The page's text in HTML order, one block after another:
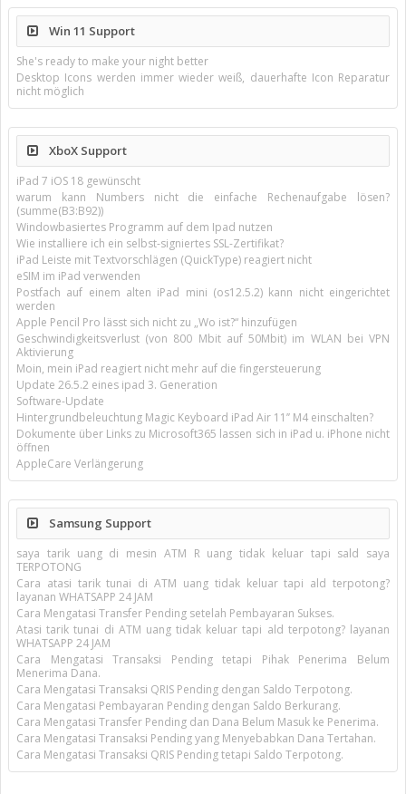
Win 11 Support
She's ready to make your night better
Desktop Icons werden immer wieder weiß, dauerhafte Icon Reparatur
nicht möglich
XboX Support
iPad 7 iOS 18 gewünscht
warum kann Numbers nicht die einfache Rechenaufgabe lösen?
(summe(B3:B92))
Windowbasiertes Programm auf dem Ipad nutzen
Wie installiere ich ein selbst-signiertes SSL-Zertifikat?
iPad Leiste mit Textvorschlägen (QuickType) reagiert nicht
eSIM im iPad verwenden
Postfach auf einem alten iPad mini (os12.5.2) kann nicht eingerichtet
werden
Apple Pencil Pro lässt sich nicht zu „Wo ist?“ hinzufügen
Geschwindigkeitsverlust (von 800 Mbit auf 50Mbit) im WLAN bei VPN
Aktivierung
Moin, mein iPad reagiert nicht mehr auf die fingersteuerung
Update 26.5.2 eines ipad 3. Generation
Software-Update
Hintergrundbeleuchtung Magic Keyboard iPad Air 11’’ M4 einschalten?
Dokumente über Links zu Microsoft365 lassen sich in iPad u. iPhone nicht
öffnen
AppleCare Verlängerung
Samsung Support
saya tarik uang di mesin ATM R uang tidak keluar tapi sald saya
TERPOTONG
Cara atasi tarik tunai di ATM uang tidak keluar tapi ald terpotong?
layanan WHATSAPP 24 JAM
Cara Mengatasi Transfer Pending setelah Pembayaran Sukses.
Atasi tarik tunai di ATM uang tidak keluar tapi ald terpotong? layanan
WHATSAPP 24 JAM
Cara Mengatasi Transaksi Pending tetapi Pihak Penerima Belum
Menerima Dana.
Cara Mengatasi Transaksi QRIS Pending dengan Saldo Terpotong.
Cara Mengatasi Pembayaran Pending dengan Saldo Berkurang.
Cara Mengatasi Transfer Pending dan Dana Belum Masuk ke Penerima.
Cara Mengatasi Transaksi Pending yang Menyebabkan Dana Tertahan.
Cara Mengatasi Transaksi QRIS Pending tetapi Saldo Terpotong.